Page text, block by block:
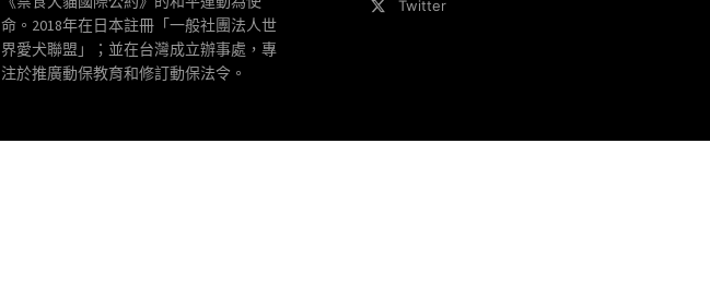
命。2018年在日本註冊「一般社團法人世
界愛犬聯盟」；並在台灣成立辦事處，專
注於推廣動保教育和修訂動保法令。
Twitter